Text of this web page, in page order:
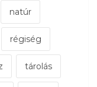
natúr
régiség
tárolás